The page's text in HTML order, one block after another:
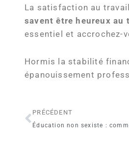
La satisfaction au
savent être heureux au
essentiel et accrochez-
Hormis la stabilité
épanouissement
Précédent
PRÉCÉDENT
Éducation non sexiste :